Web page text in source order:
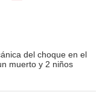
del choque en el
muerto y 2 niños